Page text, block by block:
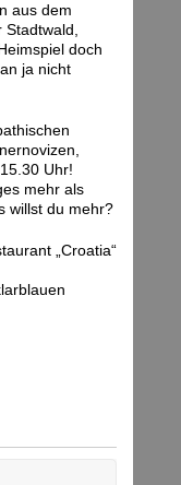
aus dem
doch
ja nicht
Uhr!
mehr als
willst du mehr?
„Croatia“